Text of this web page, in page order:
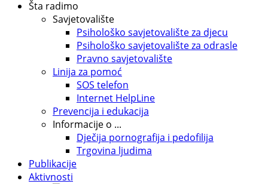
Šta radimo
Savjetovalište
Psihološko savjetovalište za djecu
Psihološko savjetovalište za odrasle
Pravno savjetovalište
Linija za pomoć
SOS telefon
Internet HelpLine
Prevencija i edukacija
Informacije o ...
Dječija pornografija i pedofilija
Trgovina ljudima
Publikacije
Aktivnosti